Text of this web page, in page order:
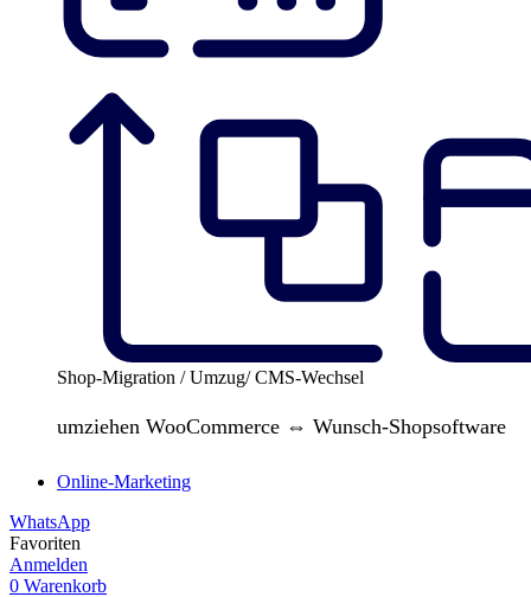
Shop-Migration / Umzug/ CMS-Wechsel
umziehen WooCommerce ⇔ Wunsch-Shopsoftware
Online-Marketing
WhatsApp
Favoriten
Anmelden
0 Warenkorb